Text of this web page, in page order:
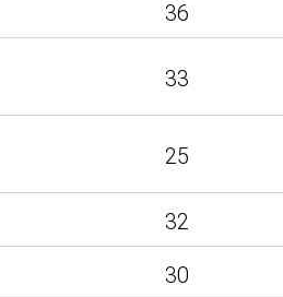
36
33
25
32
30